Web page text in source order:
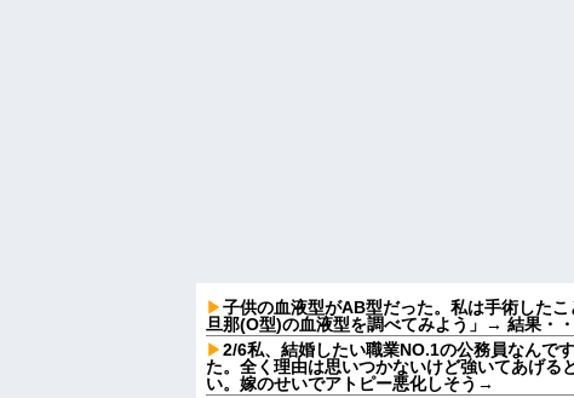
子供の血液型がAB型だった。私は手術した
旦那(O型)の血液型を調べてみよう」→ 結果・・
2/6私、結婚したい職業NO.1の公務員なんで
た。全く理由は思いつかないけど強いてあげる
い。嫁のせいでアトピー悪化しそう→